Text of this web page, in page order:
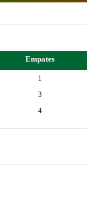
Empates
1
3
4